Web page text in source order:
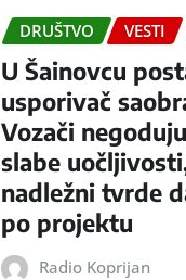
DRUŠTVO VESTI
U Šainovcu
usporivač
Vozači
slabe
nadležni tvrde
po projektu
Radio Koprijan